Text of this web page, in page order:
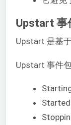
Upstart 事
Upstart 是基
Upstart 事件
Started